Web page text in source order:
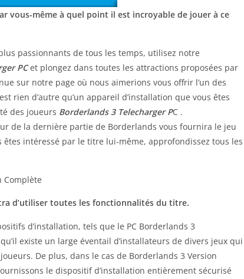
vous-même à quel point il est incroyable de jouer à ce
passionnants de tous les temps, utilisez notre
PCet plongez dans toutes les attractions proposées par
sur notre page où nous aimerions vous offrir l’un des
rien d’autre qu’un appareil d’installation que vous êtes
des joueurs Borderlands 3 Telecharger PC .
de la dernière partie de Borderlands vous fournira le jeu
intéressé par le titre lui-même, approfondissez tous les
d’utiliser toutes les fonctionnalités du titre.
d’installation, tels que le PC Borderlands 3
existe un large éventail d’installateurs de divers jeux qui
De plus, dans le cas de Borderlands 3 Version
le dispositif d’installation entièrement sécurisé